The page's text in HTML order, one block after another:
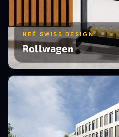
HEÉ SWISS DESIGN
Rollwagen